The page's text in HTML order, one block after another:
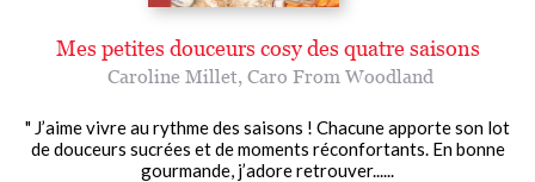
Mes petites douceurs cosy des quatre saisons
Caroline Millet, Caro From Woodland
" J’aime vivre au rythme des saisons ! Chacune apporte son lot
de douceurs sucrées et de moments réconfortants. En bonne
gourmande, j’adore retrouver......